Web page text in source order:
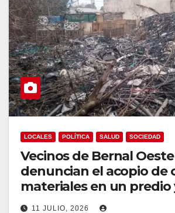
LOCALES POLÍTICA SALUD SOCIEDAD
Vecinos de Bernal Oeste
denuncian el acopio de
materiales en un predio
una solución
11 JULIO, 2026